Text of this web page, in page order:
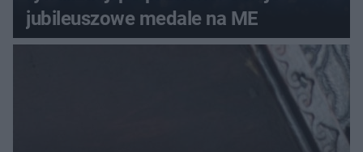
jubileuszowe medale na ME